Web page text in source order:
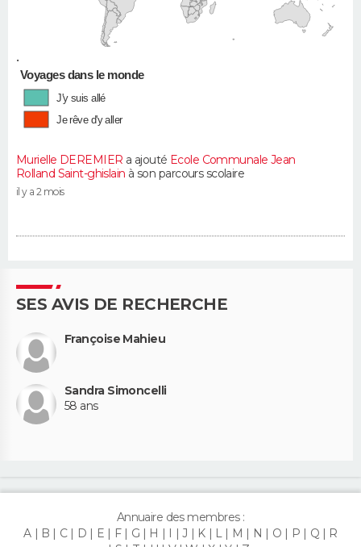
•
Voyages dans le monde
J'y suis allé
Je rêve d'y aller
Murielle DEREMIER a ajouté Ecole Communale Jean
Rolland Saint-ghislain à son parcours scolaire
il y a 2 mois
SES AVIS DE RECHERCHE
Françoise Mahieu
Sandra Simoncelli
58 ans
Annuaire des membres :
A
B C D E F G H I J K L M N O P Q
R